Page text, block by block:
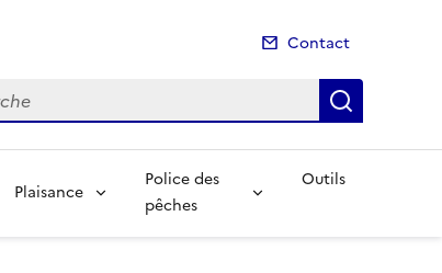
Contact
Plaisance
Police des
pêches
Outils